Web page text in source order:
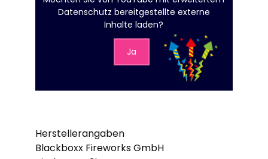
Datenschutz bereitgestellte externe
Inhalte laden?
Ja
Herstellerangaben
Blackboxx Fireworks GmbH